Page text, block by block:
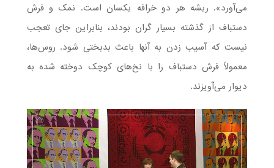
می‌آورد». ریشه هر دو خرافه یکسان است. نمک و فرش
دستباف از گذشته بسیار گران بودند، بنابراین جای تعجب
نیست که آسیب زدن به آنها باعث بدبختی شود. روس‌ها،
معمولاً فرش دستباف را با نخ‌های کوچک دوخته شده به
دیوار می‌آویزند.